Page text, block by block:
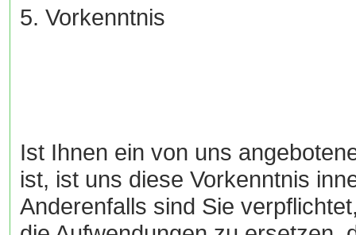
5. Vorkenntnis
Ist Ihnen ein von uns
ist, ist uns diese Vorkenntnis
Anderenfalls sind Sie